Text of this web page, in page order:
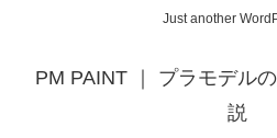
Just another
PM PAINT ｜ プラモデル
説